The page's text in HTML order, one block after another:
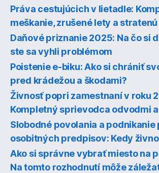
Práva cestujúcich v lietadle:
meškanie, zrušené lety a
Daňové priznanie 2025: Na čo si
ste sa vyhli problémom
Poistenie e-biku: Ako si chrániť
pred krádežou a škodami?
Živnosť popri zamestnaní v roku
Kompletný sprievodca odvodmi
Slobodné povolania a podnikanie
osobitných predpisov: Kedy
Ako si správne vybrať miesto na
Na tomto rozhodnutí môže